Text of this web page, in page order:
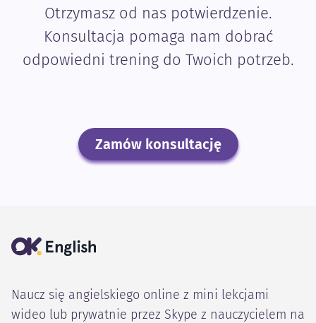
Otrzymasz od nas potwierdzenie.
Konsultacja pomaga nam dobrać
odpowiedni trening do Twoich potrzeb.
Zamów konsultację
Naucz się angielskiego online z mini lekcjami
wideo lub prywatnie przez Skype z nauczycielem na